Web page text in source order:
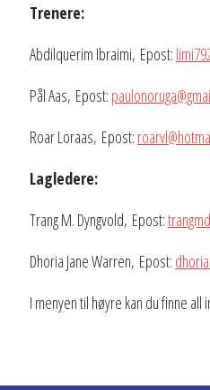
Trenere:
Abdilquerim Ibraimi, Epost:
Pål Aas, Epost:
Roar Loraas, Epost:
Lagledere:
Trang M. Dyngvold, Epost:
Dhoria Jane Warren, Epost:
I menyen til høyre kan du finne